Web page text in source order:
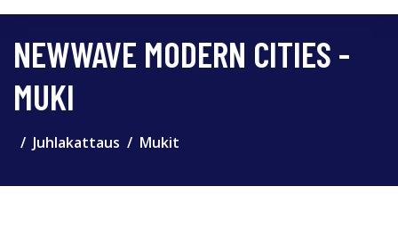
NEWWAVE MODERN CITIES -
MUKI
Juhlakattaus Mukit